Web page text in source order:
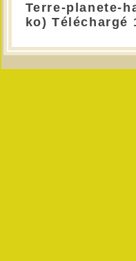
Terre-planete-
ko) Téléchargé